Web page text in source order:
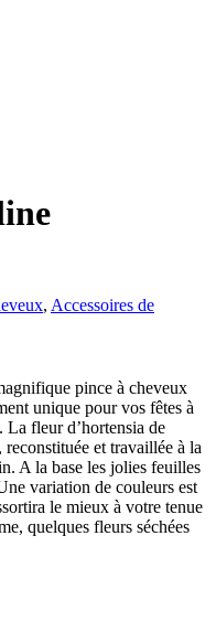
, Accessoires de
pince à cheveux
unique pour vos fêtes à
fleur d’hortensia de
et travaillée à la
A la base les jolies feuilles
variation de couleurs est
le mieux à votre tenue
quelques fleurs séchées